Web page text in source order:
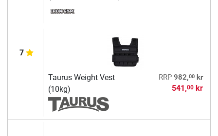
7
Taurus Weight Vest
(10kg)
RRP 982,00kr
541,00kr